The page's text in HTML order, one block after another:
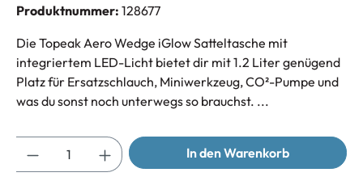
Produktnummer: 128677
Die Topeak Aero Wedge iGlow Satteltasche mit
integriertem LED-Licht bietet dir mit 1.2 Liter genügend
Platz für Ersatzschlauch, Miniwerkzeug, CO²-Pumpe und
was du sonst noch unterwegs so brauchst. ...
In den Warenkorb